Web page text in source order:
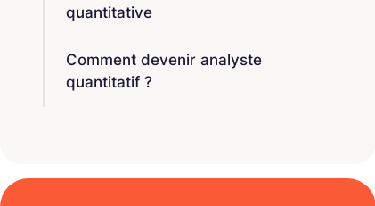
quantitative
Comment devenir analyste
quantitatif ?